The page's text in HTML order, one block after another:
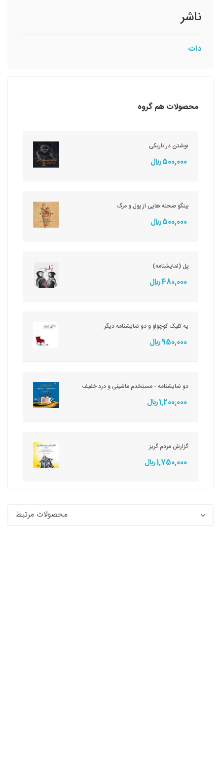
ناشر
دات
محصولات هم گروه
نوشتن در تاریکی
500,000 ريال
بینگو صحنه هایی از پول و مرگ
500,000 ريال
پل (نمایشنامه)
480,000 ريال
یه کلیک کوچولو و دو نمایشنامه دیگر
950,000 ريال
دو نمایشنامه - مستخدم ماشینی و درد خفیف
1,200,000 ريال
گزارش مردم گریز
1,750,000 ريال
محصولات مرتبط